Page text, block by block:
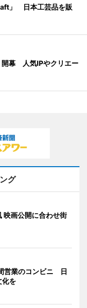
」 日本工芸品を販
開幕 人気IPやクリエー
グ
映画公開に合わせ街
営業のコンビニ 日
化を